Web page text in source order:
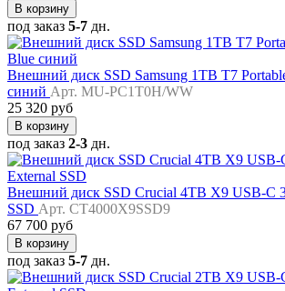
В корзину
под заказ 5-7 дн.
Внешний диск SSD Samsung 1TB T7
синий Арт. MU-PC1T0H/WW
25 320 руб
В корзину
под заказ 2-3 дн.
Внешний диск SSD Crucial 4TB X9 USB-C
SSD Арт. CT4000X9SSD9
67 700 руб
В корзину
под заказ 5-7 дн.